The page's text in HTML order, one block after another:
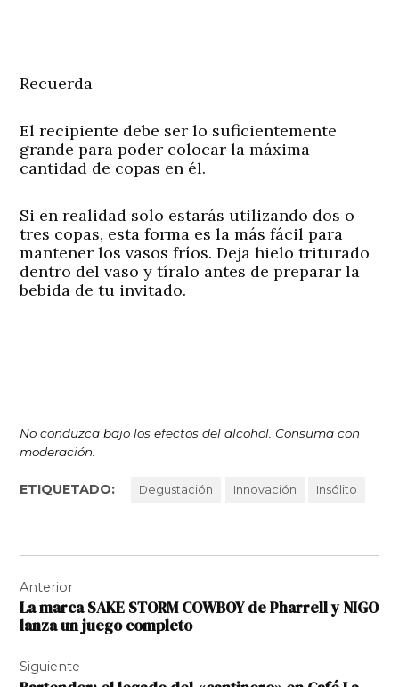
Recuerda
El recipiente debe ser lo suficientemente
grande para poder colocar la máxima
cantidad de copas en él.
Si en realidad solo estarás utilizando dos o
tres copas, esta forma es la más fácil para
mantener los vasos fríos. Deja hielo triturado
dentro del vaso y tíralo antes de preparar la
bebida de tu invitado.
No conduzca bajo los efectos del alcohol. Consuma con
moderación.
ETIQUETADO: Degustación Innovación Insólito
de
entradas
Anterior
La marca SAKE STORM COWBOY de Pharrell y NIGO
lanza un juego completo
Siguiente